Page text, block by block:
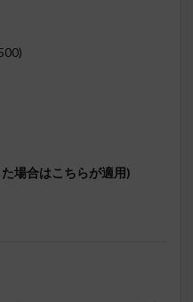
場合はこちらが適用)